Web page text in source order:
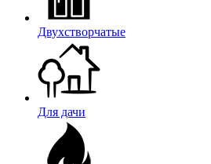
Двухстворчатые
Для дачи